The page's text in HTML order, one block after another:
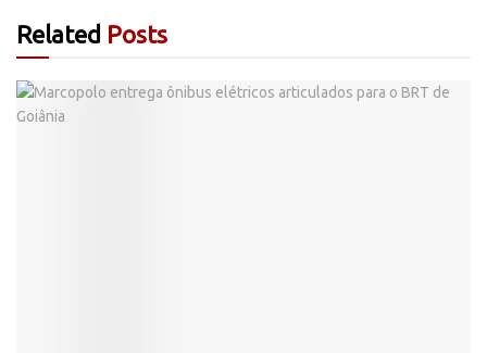
Related Posts